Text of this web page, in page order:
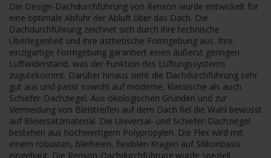
Die Design-Dachdurchführung von Renson wurde entwickelt für
eine optimale Abfuhr der Abluft über das Dach. Die
Dachdurchführung zeichnet sich durch ihre technische
Überlegenheit und ihre ästhetische Formgebung aus. Ihre
einzigartige Formgebung garantiert einen äußerst geringen
Luftwiderstand, was der Funktion des Lüftungssystems
zugutekommt. Darüber hinaus sieht die Dachdurchführung sehr
gut aus und passt sowohl auf moderne, klassische als auch
Schiefer-Dachziegel. Aus ökologischen Gründen und zur
Vermeidung von Bleistreifen auf dem Dach fiel die Wahl bewusst
auf Bleiersatzmaterial. Die Universal- und Schiefer-Dachziegel
bestehen aus hochwertigem Polypropylen. Die Flex wird mit
einem robusten, bleifreien, flexiblen Kragen auf Silikonbasis
eingebaut. Die Renson-Dachdurchführung wurde speziell